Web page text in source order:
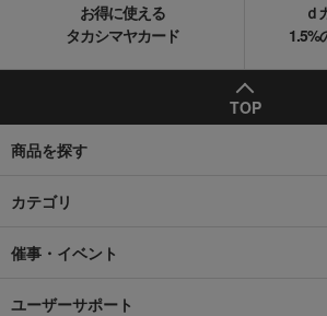
お得に使える
タカシマヤカード
ｄ
1.5%
TOP
商品を探す
カテゴリ
催事・イベント
ユーザーサポート